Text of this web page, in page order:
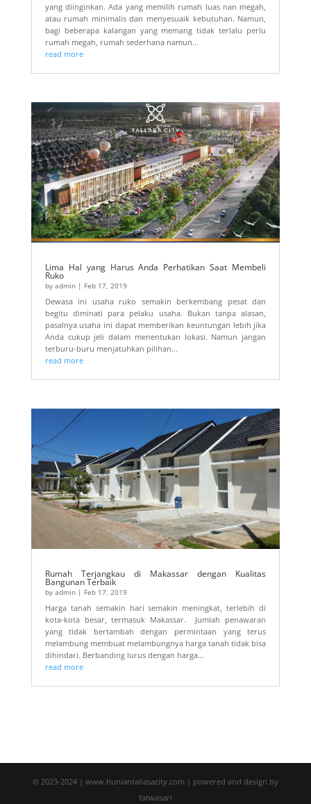
yang diinginkan. Ada yang memilih rumah luas nan megah,
atau rumah minimalis dan menyesuaik kebutuhan. Namun,
bagi beberapa kalangan yang memang tidak terlalu perlu
rumah megah, rumah sederhana namun...
read more
Lima Hal yang Harus Anda Perhatikan Saat Membeli
Ruko
by admin| Feb 17, 2019
Dewasa ini usaha ruko semakin berkembang pesat dan
begitu diminati para pelaku usaha. Bukan tanpa alasan,
pasalnya usaha ini dapat memberikan keuntungan lebih jika
Anda cukup jeli dalam menentukan lokasi. Namun jangan
terburu-buru menjatuhkan pilihan...
read more
Rumah Terjangkau di Makassar dengan Kualitas
Bangunan Terbaik
by admin| Feb 17, 2019
Harga tanah semakin hari semakin meningkat, terlebih di
kota-kota besar, termasuk Makassar. Jumlah penawaran
yang tidak bertambah dengan permintaan yang terus
melambung membuat melambungnya harga tanah tidak bisa
dihindari. Berbanding lurus dengan harga...
read more
© 2023-2024 | www.huniantallasacity.com | powered and design by
fatwasari